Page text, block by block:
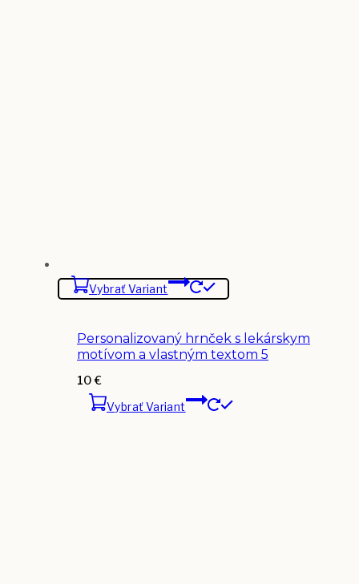
Vybrať Variant
Personalizovaný hrnček s lekárskym
motívom a vlastným textom 5
10€
Vybrať Variant